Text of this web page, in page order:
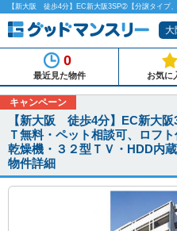
大
0
最近見た物件 お気に
キャンペーン
【新大阪 徒歩4分】EC新大
Ｔ無料・ペット相談可、ロフ
乾燥機・３２型ＴＶ・HDD内
物件詳細